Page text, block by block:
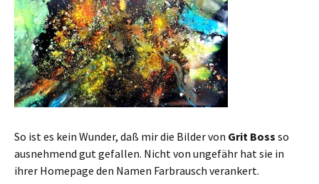
So ist es kein Wunder, daß mir die Bilder von Grit Boss so
ausnehmend gut gefallen. Nicht von ungefähr hat sie in
ihrer Homepage den Namen Farbrausch verankert.